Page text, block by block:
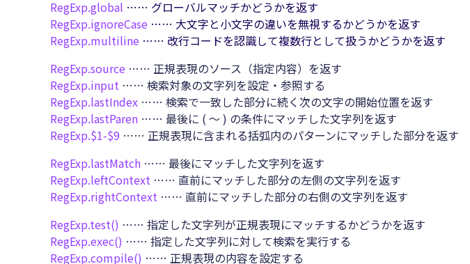
RegExp.global …… グローバルマッチかどうかを返す
RegExp.ignoreCase …… 大文字と小文字の違いを無視するかどうかを返す
RegExp.multiline …… 改行コードを認識して複数行として扱うかどうかを返す
RegExp.source …… 正規表現のソース（指定内容）を返す
RegExp.input …… 検索対象の文字列を設定・参照する
RegExp.lastIndex …… 検索で一致した部分に続く次の文字の開始位置を返す
RegExp.lastParen …… 最後に ( ～ ) の条件にマッチした文字列を返す
RegExp.$1-$9 …… 正規表現に含まれる括弧内のパターンにマッチした部分を返す
RegExp.lastMatch …… 最後にマッチした文字列を返す
RegExp.leftContext …… 直前にマッチした部分の左側の文字列を返す
RegExp.rightContext …… 直前にマッチした部分の右側の文字列を返す
RegExp.test() …… 指定した文字列が正規表現にマッチするかどうかを返す
RegExp.exec() …… 指定した文字列に対して検索を実行する
RegExp.compile() …… 正規表現の内容を設定する